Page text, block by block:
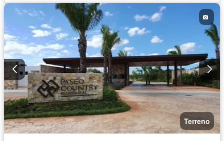
Terreno